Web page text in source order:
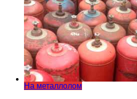
На металлолом